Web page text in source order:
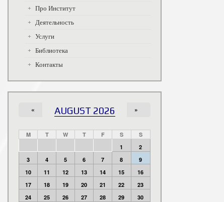
Про Институт
Деятельность
Услуги
Библиотека
Контакты
AUGUST 2026
« »
M T W T F S
S
1
2
3
4 5 6 7 8
9
10
11 12 13 14 15
16
17
18 19 20 21 22
23
24
25 26 27 28 29
30